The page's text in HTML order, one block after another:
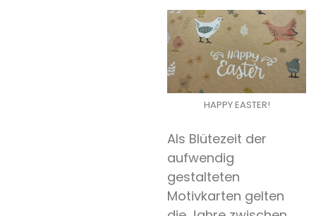
Weißdruck
Heissfolie
Expertentipp
HAPPY EASTER!
Als Blütezeit der
aufwendig
gestalteten
Motivkarten gelten